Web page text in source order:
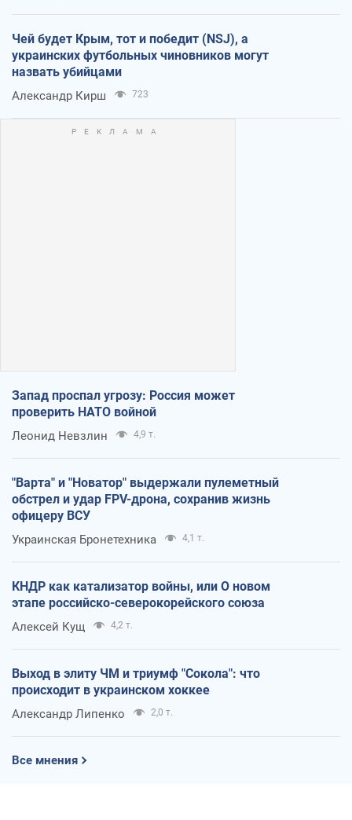
Чей будет Крым, тот и победит (NSJ), а
украинских футбольных чиновников могут
назвать убийцами
Александр Кирш 723
Запад проспал угрозу: Россия может
проверить НАТО войной
Леонид Невзлин 4,9 т.
"Варта" и "Новатор" выдержали пулеметный
обстрел и удар FPV-дрона, сохранив жизнь
офицеру ВСУ
Украинская Бронетехника 4,1 т.
КНДР как катализатор войны, или О новом
этапе российско-северокорейского союза
Алексей Кущ 4,2 т.
Выход в элиту ЧМ и триумф "Сокола": что
происходит в украинском хоккее
Александр Липенко 2,0 т.
Все мнения